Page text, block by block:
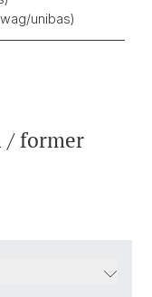
unibas)
/ former